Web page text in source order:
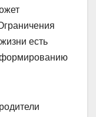
есть
формированию